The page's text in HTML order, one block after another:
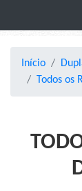
Início
Todos os